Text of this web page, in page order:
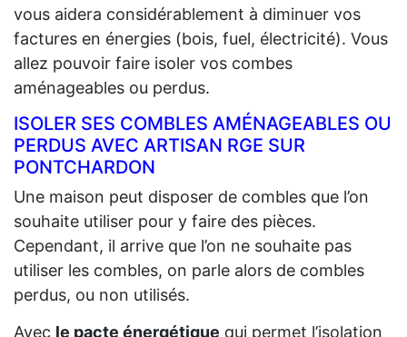
vous aidera considérablement à diminuer vos
factures en énergies (bois, fuel, électricité). Vous
allez pouvoir faire isoler vos combes
aménageables ou perdus.
ISOLER SES COMBLES AMÉNAGEABLES OU
PERDUS AVEC ARTISAN RGE SUR
PONTCHARDON
Une maison peut disposer de combles que l’on
souhaite utiliser pour y faire des pièces.
Cependant, il arrive que l’on ne souhaite pas
utiliser les combles, on parle alors de combles
perdus, ou non utilisés.
Avec le pacte énergétique qui permet l’isolation